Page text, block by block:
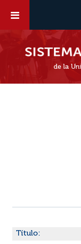
de la
Título: